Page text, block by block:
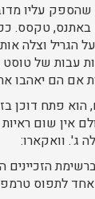
באתנס, טקסס.
הגריל וצלה
עבות של
אם הם יאהבו
הוא פתח דוכן
אין שום
לתפוס טרמפ